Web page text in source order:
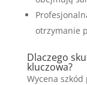
otrzymanie
Dlaczego
kluczowa?
Wycena